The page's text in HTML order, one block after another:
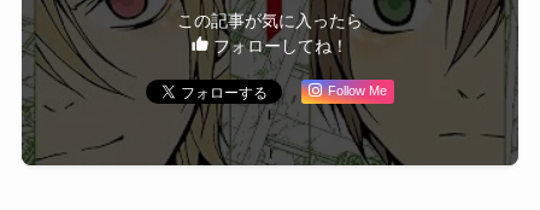
この記事が気に入ったら
フォローしてね！
Follow Me